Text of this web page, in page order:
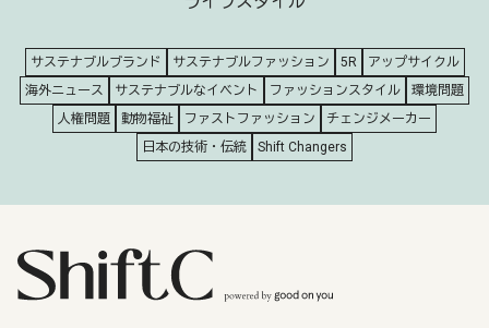
サステナブルブランド サステナブルファッション 5R
アップサイクル
海外ニュース
サステナブルなイベント ファッションスタイル
環境問題
人権問題
動物福祉 ファストファッション
チェンジメーカー
日本の技術・伝統
Shift Changers